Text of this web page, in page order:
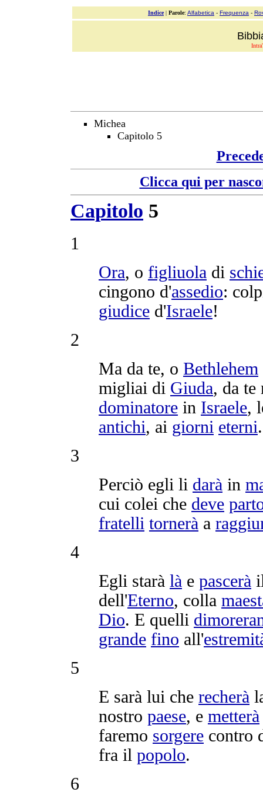
Indice| Parole: Alfabetica - Frequenza -
Michea
Capitolo 5
Clicca qui per
Capitolo 5
1
Ora, o figliuola di
cingono d'assedio:
giudice d'Israele!
2
Ma da te, o Bethlehem
migliai di Giuda, da
dominatore in Israele,
antichi, ai giorni eterni.
3
Perciò egli li darà in
cui colei che deve
fratelli tornerà a
4
Egli starà là e pascerà
dell'Eterno, colla
Dio. E quelli
grande fino all'
5
E sarà lui che recherà
nostro paese, e metterà
faremo sorgere contro
fra il popolo.
6